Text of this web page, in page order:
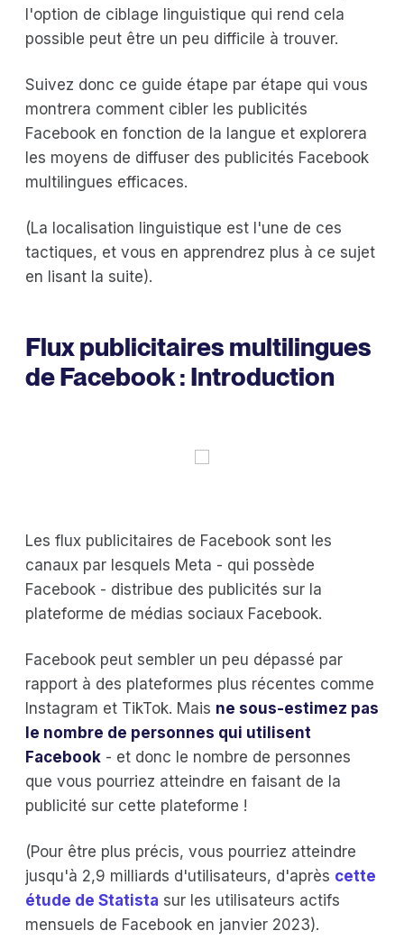
l'option de ciblage linguistique qui rend cela
possible peut être un peu difficile à trouver.
Suivez donc ce guide étape par étape qui vous
montrera comment cibler les publicités
Facebook en fonction de la langue et explorera
les moyens de diffuser des publicités Facebook
multilingues efficaces.
(La localisation linguistique est l'une de ces
tactiques, et vous en apprendrez plus à ce sujet
en lisant la suite).
Flux publicitaires multilingues
de Facebook : Introduction
Les flux publicitaires de Facebook sont les
canaux par lesquels Meta - qui possède
Facebook - distribue des publicités sur la
plateforme de médias sociaux Facebook.
Facebook peut sembler un peu dépassé par
rapport à des plateformes plus récentes comme
Instagram et TikTok. Mais ne sous-estimez pas
le nombre de personnes qui utilisent
Facebook - et donc le nombre de personnes
que vous pourriez atteindre en faisant de la
publicité sur cette plateforme !
(Pour être plus précis, vous pourriez atteindre
jusqu'à 2,9 milliards d'utilisateurs, d'après cette
étude de Statista sur les utilisateurs actifs
mensuels de Facebook en janvier 2023).